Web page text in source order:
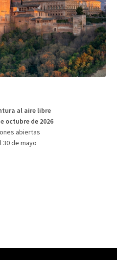
al aire libre
octubre de 2026
abiertas
30 de mayo